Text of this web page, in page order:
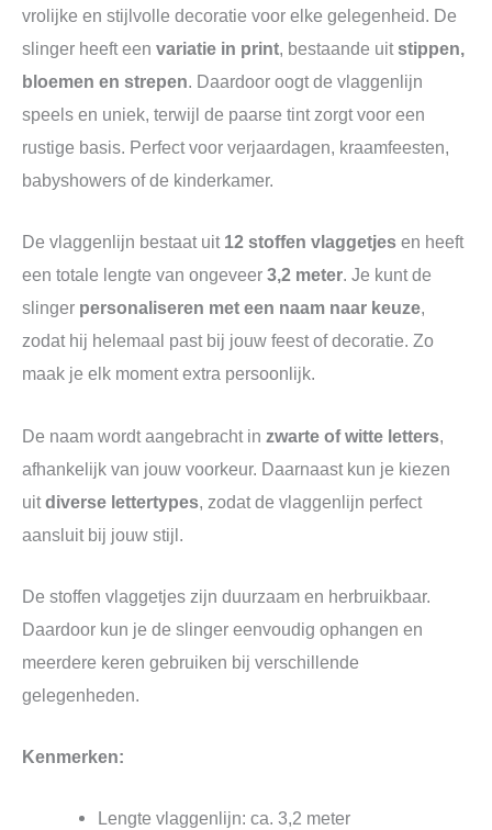
vrolijke en stijlvolle decoratie voor elke gelegenheid. De
slinger heeft een variatie in print, bestaande uitstippen,
bloemen en strepen. Daardoor oogt de vlaggenlijn
speels en uniek, terwijl de paarse tint zorgt voor een
rustige basis. Perfect voor verjaardagen, kraamfeesten,
babyshowers of de kinderkamer.
De vlaggenlijn bestaat uit 12 stoffen vlaggetjes en heeft
een totale lengte van ongeveer 3,2 meter. Je kunt de
slinger personaliseren met een naam naar keuze,
zodat hij helemaal past bij jouw feest of decoratie. Zo
maak je elk moment extra persoonlijk.
De naam wordt aangebracht in zwarte of witte letters
afhankelijk van jouw voorkeur. Daarnaast kun je kiezen
uitdiverse lettertypes , zodat de vlaggenlijn perfect
aansluit bij jouw stijl.
De stoffen vlaggetjes zijn duurzaam en herbruikbaar.
Daardoor kun je de slinger eenvoudig ophangen en
meerdere keren gebruiken bij verschillende
gelegenheden.
Kenmerken:
Lengte vlaggenlijn: ca. 3,2 meter